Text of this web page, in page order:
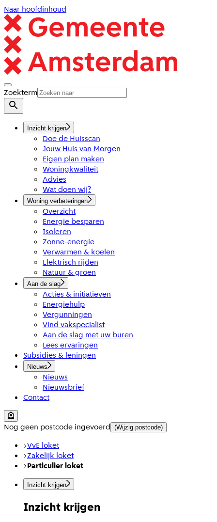
Naar hoofdinhoud
Zoekterm
Inzicht krijgen
Doe de Huisscan
Jouw Huis van Morgen
Eigen plan maken
Woningkwaliteit
Advies
Wat doen wij?
Woning verbeteringen
Overzicht
Energie besparen
Isoleren
Zonne-energie
Verwarmen & koelen
Elektrisch rijden
Natuur & groen
Aan de slag
Acties & initiatieven
Energiehulp
Vergunningen
Vind vakspecialist
Aan de slag met uw buren
Lees ervaringen
Subsidies & leningen
Nieuws
Nieuws
Nieuwsbrief
Contact
Nog geen postcode ingevoerd (Wijzig postcode)
VvE loket
Zakelijk loket
Particulier loket
Inzicht krijgen
Inzicht krijgen